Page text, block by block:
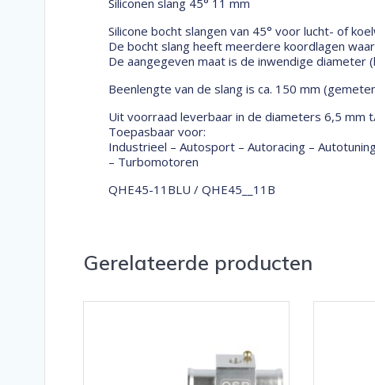
Silicone bocht slangen van 45° voor lucht- of
De bocht slang heeft meerdere koordlagen
De aangegeven maat is de inwendige diameter
Beenlengte van de slang is ca. 150 mm
Uit voorraad leverbaar in de diameters 6,5 mm
Toepasbaar voor:
Industrieel – Autosport – Autoracing –
– Turbomotoren
QHE45-11BLU / QHE45__11B
Gerelateerde producten